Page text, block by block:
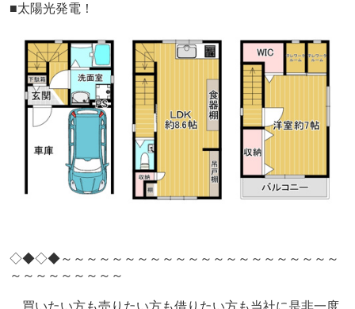
■太陽光発電！
◇◆◇◆～～～～～～～～～～～～～～～～～～～～～～
～～～～～～～～～